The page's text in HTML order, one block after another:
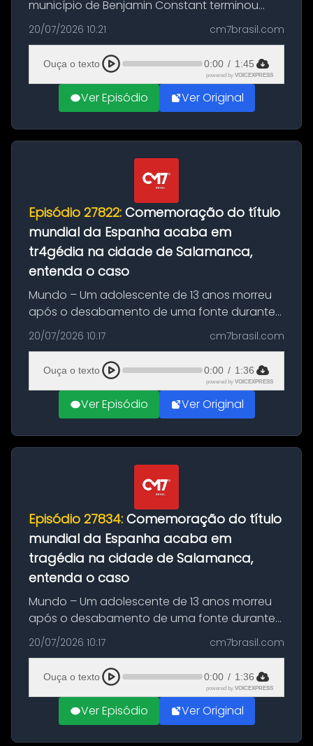
município de Benjamin Constant terminou
com a apreensão de aproximadamente 115
quilos de entorpecentes em uma
embarcação atracada no porto da cidade. O
materia...
20/07/2026 10:21 cm7brasil.com
Ouça o texto 0:00 / 1:45
powered by VOICEXPRESS
Ver Episódio Ver Original
Episódio 27822: Comemoração do título
mundial da Espanha acaba em
tr4gédia na cidade de Salamanca,
entenda o caso
Mundo – Um adolescente de 13 anos morreu
após o desabamento de uma fonte durante
as comemorações pelo título da Copa do
Mundo conquistado pela Espanha, em
Ciudad Rodrigo, na província de Salamanca,
no...
20/07/2026 10:17 cm7brasil.com
Ouça o texto 0:00 / 1:36
powered by VOICEXPRESS
Ver Episódio Ver Original
Episódio 27834: Comemoração do título
mundial da Espanha acaba em
tragédia na cidade de Salamanca,
entenda o caso
Mundo – Um adolescente de 13 anos morreu
após o desabamento de uma fonte durante
as comemorações pelo título da Copa do
Mundo conquistado pela Espanha, em
Ciudad Rodrigo, na província de Salamanca,
no...
20/07/2026 10:17 cm7brasil.com
Ouça o texto 0:00 / 1:36
powered by VOICEXPRESS
Ver Episódio Ver Original